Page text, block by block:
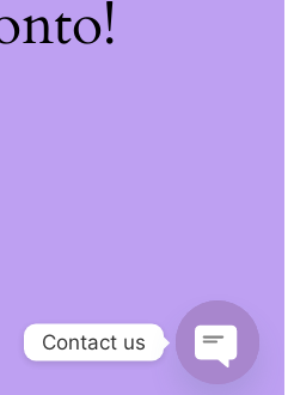
Contact us